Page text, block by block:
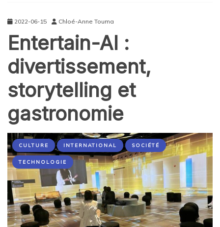
2022-06-15 Chloé-Anne Touma
Entertain-AI :
divertissement,
storytelling et
gastronomie
CULTURE INTERNATIONAL SOCIÉTÉ
TECHNOLOGIE